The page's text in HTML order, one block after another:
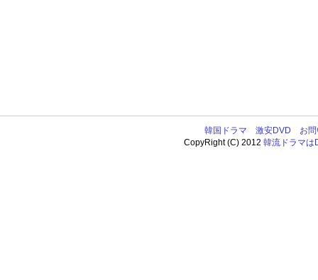
韓国ドラマ 激安DVD
お
CopyRight (C) 2012韓流ドラマは